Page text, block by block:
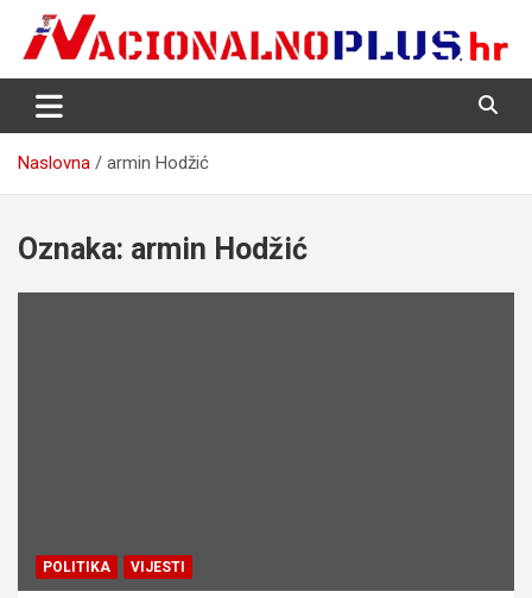
content
NacionalnoPlus.hr
Nacija želi znati više
Naslovna armin Hodžić
Oznaka: armin Hodžić
POLITIKA VIJESTI